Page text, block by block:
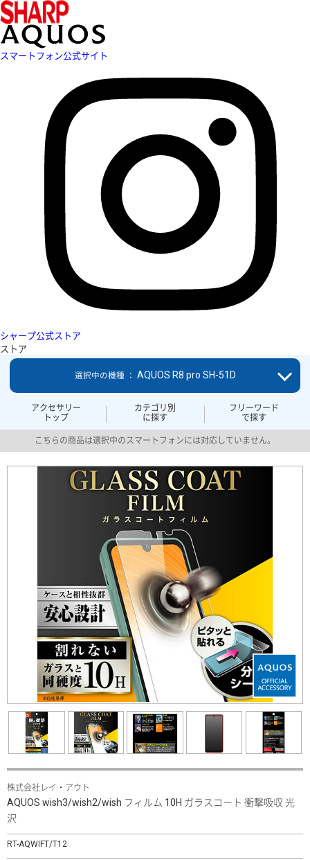
スマートフォン公式サイト
シャープ公式ストア
ストア
アクセサリー
トップ
カテゴリ別
に探す
フリーワード
で探す
選択中の機種 ： AQUOS R8 pro SH-51D
こちらの商品は選択中のスマートフォンには対応していません。
株式会社レイ・アウト
AQUOS wish3/wish2/wish フィルム 10H ガラスコート 衝撃吸収 光
沢
RT-AQWIFT/T12